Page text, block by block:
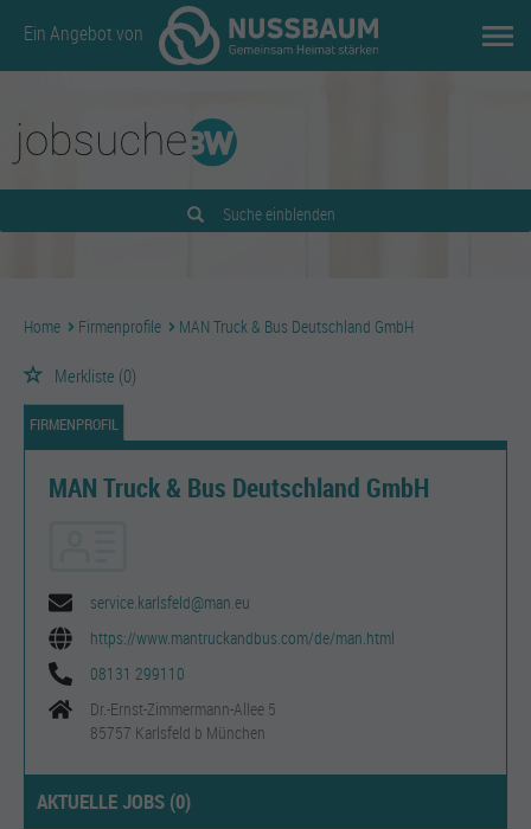
Ein Angebot von
Suche einblenden
Home Firmenprofile MAN Truck & Bus Deutschland GmbH
Merkliste (0)
FIRMENPROFIL
MAN Truck & Bus Deutschland GmbH
service.karlsfeld@man.eu
https://www.mantruckandbus.com/de/man.html
08131 299110
Dr.-Ernst-Zimmermann-Allee 5
85757 Karlsfeld b München
AKTUELLE JOBS (0)